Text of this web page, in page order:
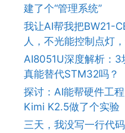
建了个“管理系统”
我让AI帮我把BW21-
人，不光能控制点灯
AI8051U深度解析：3
真能替代STM32吗？
探讨：AI能帮硬件工
Kimi K2.5做了个实验
三天，我没写一行代